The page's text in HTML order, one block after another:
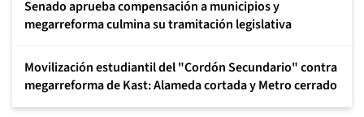
Senado aprueba compensación a municipios y
megarreforma culmina su tramitación legislativa
Movilización estudiantil del "Cordón Secundario" contra
megarreforma de Kast: Alameda cortada y Metro cerrado